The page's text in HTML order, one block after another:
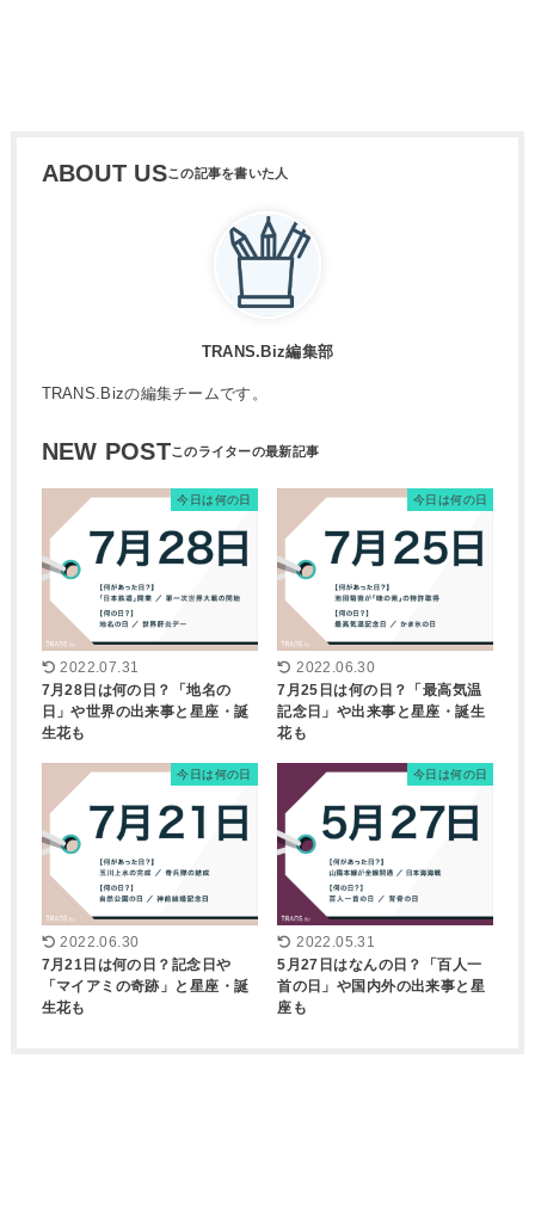
ABOUT US
TRANS.Biz編集部
TRANS.Bizの編集チームです。
NEW POST
今日は何の日
2022.07.31
7月28日は何の日？「地名の
日」や世界の出来事と星座・誕
生花も
今日は何の日
2022.06.30
7月25日は何の日？「最高気温
記念日」や出来事と星座・誕生
花も
今日は何の日
2022.06.30
7月21日は何の日？記念日や
「マイアミの奇跡」と星座・誕
生花も
今日は何の日
2022.05.31
5月27日はなんの日？「百人一
首の日」や国内外の出来事と星
座も